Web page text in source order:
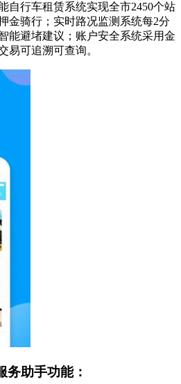
自行车租赁系统实现全市2450个站
金骑行；实时路况监测系统每2分
能避堵建议；账户安全系统采用金
易可追溯可查询。
务助手功能：